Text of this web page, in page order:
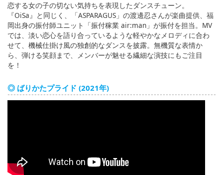
恋する女の子の切ない気持ちを表現したダンスチューン。
『OiSa』と同じく、「ASPARAGUS」の渡邊忍さんが楽曲提供、福
岡出身の振付師ユニット「振付稼業 air:man」が振付を担当。MV
では、淡い恋心を語り合っているような軽やかなメロディに合わ
せて、機械仕掛け風の独創的なダンスを披露。無機質な表情か
ら、弾ける笑顔まで、メンバーが魅せる繊細な演技にもご注目
を！
◎ ばりかたプライド (2021年)